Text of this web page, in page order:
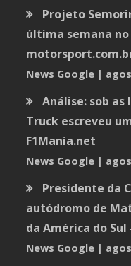
Projeto
última semana
News Google
Análise: sob as
Truck escreveu
F1Mania.net
News Google
Presidente da
autódromo de
da América do
News Google